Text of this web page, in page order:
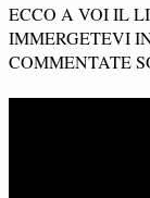
ECCO A VOI IL
IMMERGETEVI
COMMENTATE